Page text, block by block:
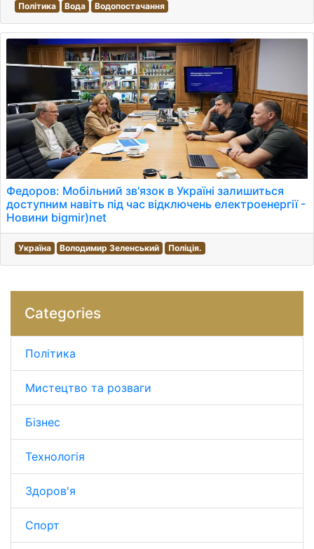
Політика Вода Водопостачання
Федоров: Мобільний зв'язок в Україні залишиться
доступним навіть під час відключень електроенергії -
Новини bigmir)net
Україна Володимир Зеленський Поліція.
Categories
Політика
Мистецтво та розваги
Бізнес
Технологія
Здоров'я
Спорт